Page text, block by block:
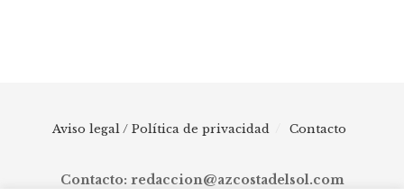
Aviso legal / Política de privacidad Contacto
Contacto: redaccion@azcostadelsol.com